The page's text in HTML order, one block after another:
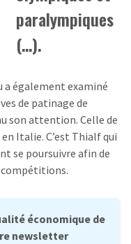
paralympiques
(…).
a également examiné
de patinage de
son attention. Celle de
Italie. C’est Thialf qui
se poursuivre afin de
compétitions.
économique de
newsletter